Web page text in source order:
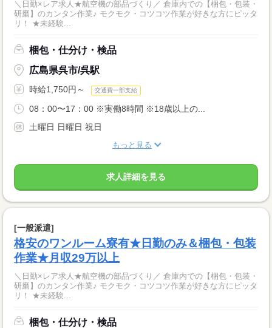
＼日勤×レア求人★航空機の部品づくり／ 倉庫内での【梱包・包装・
研磨】のカンタン作業♪ モクモク・コツコツ作業が好きな方にピッタ
リ！ ★未経験...
梱包・仕分け・検品
広島県呉市/呉駅
時給1,750円～ 交通費一部支給
08：00〜17：00 ※実働8時間 ※18歳以上の...
土曜日 日曜日 祝日
もっと見る
求人詳細を見る
[一般派遣]
格安のワンルーム寮有★日勤のみ＆梱包・包装
作業★月収29万以上
＼日勤×レア求人★航空機の部品づくり／ 倉庫内での【梱包・包装・
研磨】のカンタン作業♪ モクモク・コツコツ作業が好きな方にピッタ
リ！ ★未経験...
梱包・仕分け・検品